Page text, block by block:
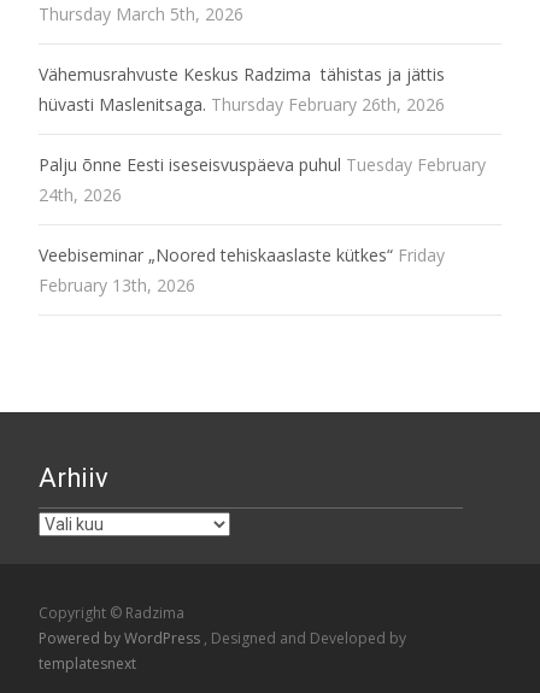
Thursday March 5th, 2026
Vähemusrahvuste Keskus Radzima tähistas ja jättis
hüvasti Maslenitsaga. Thursday February 26th, 2026
Palju õnne Eesti iseseisvuspäeva puhul Tuesday February
24th, 2026
Veebiseminar „Noored tehiskaaslaste kütkes“ Friday
February 13th, 2026
Arhiiv
Arhiiv
Copyright © Radzima
Powered by WordPress , Designed and Developed by
templatesnext